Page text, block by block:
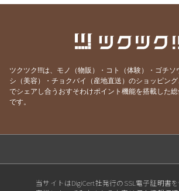
2026/07/23うなぎを食べてエネルギーチ
サッカーワールドカップ 決
2026/07/18 生きて行けるかしら。
2026/07/17 ご要望にお応えして。
2026/07/13神のお告げ
ツクツク!!!は、モノ（物販）・コト（体験）・ゴチソ
シ（美容）・チョクバイ（産地直送）のショッピング
でシェアし合うおすそわけポイント機能を搭載した
です。
当サイトはDigiCert社発行のSSL電子証明書